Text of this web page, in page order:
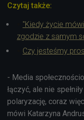
Czytaj także:
"Kiedy życie
zgodzie z samym
Czy jesteśmy
- Media
łączyć, ale nie
polaryzację, coraz
mówi Katarzyna